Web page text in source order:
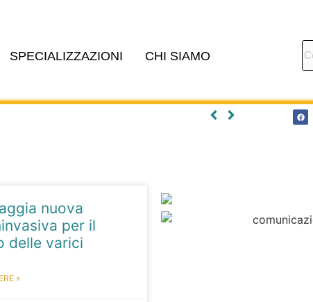
SPECIALIZZAZIONI
CHI SIAMO
nuova
per il
delle varici
»